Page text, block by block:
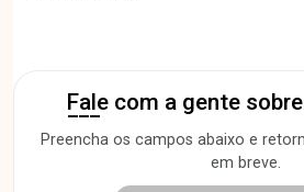
Fale com a gente
Preencha os campos abaixo e
em breve.